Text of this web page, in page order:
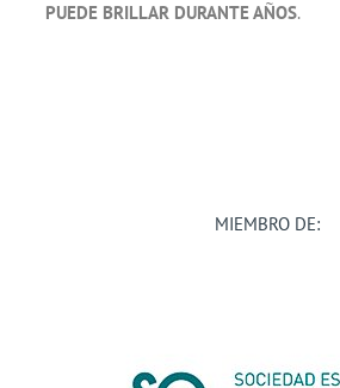
PUEDE BRILLAR DURANTE AÑOS.
MIEMBRO DE: